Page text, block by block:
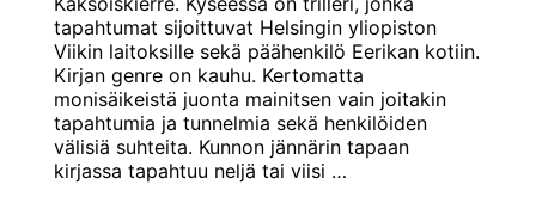
tapahtumat sijoittuvat Helsingin yliopiston
Viikin laitoksille sekä päähenkilö Eerikan kotiin.
Kirjan genre on kauhu. Kertomatta
monisäikeistä juonta mainitsen vain joitakin
tapahtumia ja tunnelmia sekä henkilöiden
välisiä suhteita. Kunnon jännärin tapaan
kirjassa tapahtuu neljä tai viisi …